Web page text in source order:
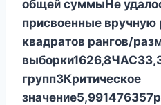
общей суммыНе
присвоенные вручную
квадратов рангов/
выборки1626,8ЧАС
групп3Критическое
значение5,991476357